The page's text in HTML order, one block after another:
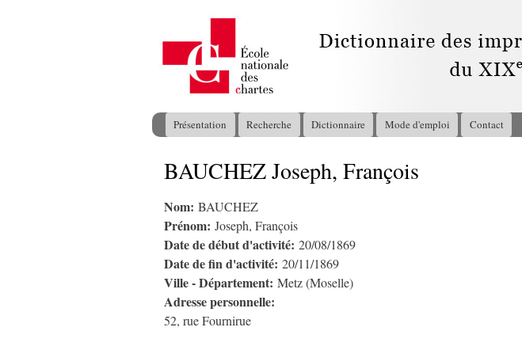
principal
Menu principal
Présentation Recherche Dictionnaire Mode d'emploi Contact
Vous êtes ici
BAUCHEZ Joseph, François
Nom: BAUCHEZ
Prénom: Joseph, François
Date de début d'activité: 20/08/1869
Date de fin d'activité: 20/11/1869
Ville - Département: Metz (Moselle)
Adresse personnelle:
52, rue Fournirue